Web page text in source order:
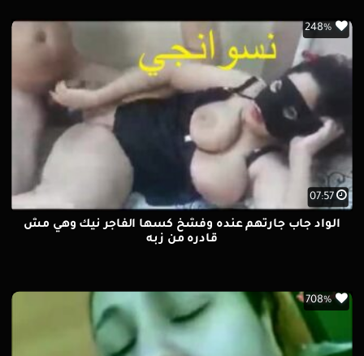
07:57
248%
الواد جاب جارتهم عنده وفشخ كسها الفاجر نيك وهي مش
قادره من زبه
708%